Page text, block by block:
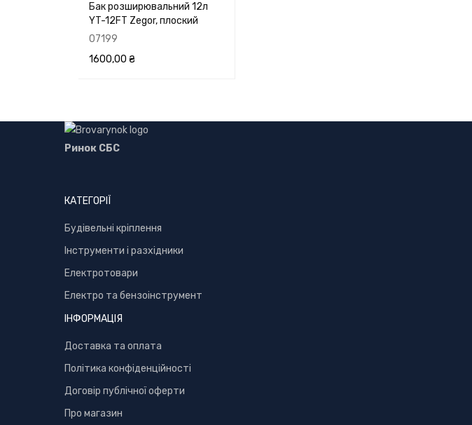
Бак розширювальний 12л
YT-12FT Zegor, плоский
07199
1600,00 ₴
Ринок СБС
КАТЕГОРІЇ
Будівельні кріплення
Інструменти і разхідники
Електротовари
Електро та бензоінструмент
ІНФОРМАЦІЯ
Доставка та оплата
Політика конфіденційності
Договір публічної оферти
Про магазин